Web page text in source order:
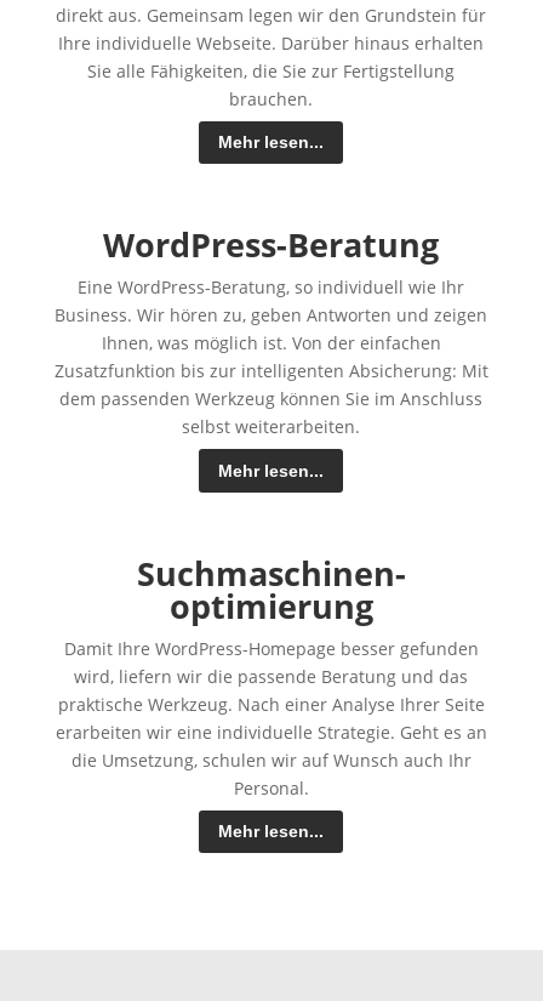
direkt aus. Gemeinsam legen wir den Grundstein für
Ihre individuelle Webseite. Darüber hinaus erhalten
Sie alle Fähigkeiten, die Sie zur Fertigstellung
brauchen.
Mehr lesen...
WordPress-Beratung
Eine WordPress-Beratung, so individuell wie Ihr
Business. Wir hören zu, geben Antworten und zeigen
Ihnen, was möglich ist. Von der einfachen
Zusatzfunktion bis zur intelligenten Absicherung: Mit
dem passenden Werkzeug können Sie im Anschluss
selbst weiterarbeiten.
Mehr lesen...
Suchmaschinen­­
optimierung
Damit Ihre WordPress-Homepage besser gefunden
wird, liefern wir die passende Beratung und das
praktische Werkzeug. Nach einer Analyse Ihrer Seite
erarbeiten wir eine individuelle Strategie. Geht es an
die Umsetzung, schulen wir auf Wunsch auch Ihr
Personal.
Mehr lesen...